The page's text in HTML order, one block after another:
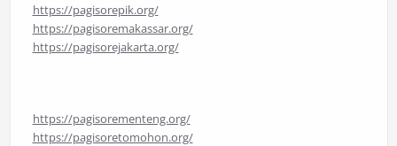
https://pagisorepik.org/
https://pagisoremakassar.org/
https://pagisorejakarta.org/
https://pagisorementeng.org/
https://pagisoretomohon.org/